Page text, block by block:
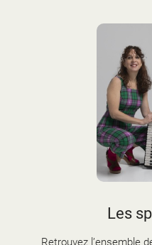
Livrets
Ressources
Actualités
Réalisations
Les
Retrouvez l’ensemble